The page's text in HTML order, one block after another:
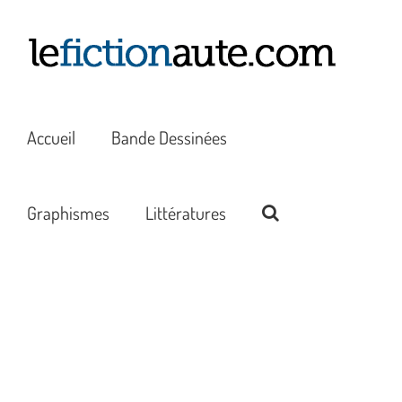
contenu
Accueil Bande Dessinées
Graphismes Littératures